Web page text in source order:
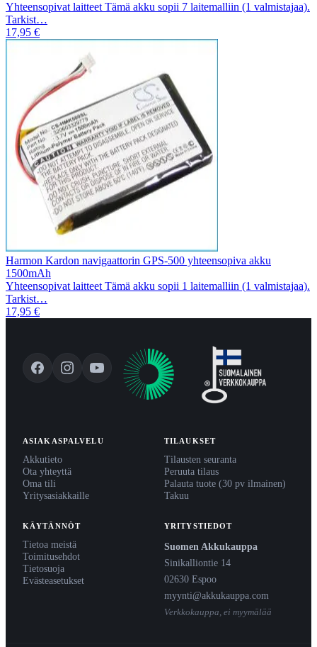
Yhteensopivat laitteet Tämä akku sopii 7 laitemalliin (1 valmistajaa).
Tarkist…
17,95 €
Harmon Kardon navigaattorin GPS-500 yhteensopiva akku
1500mAh
Yhteensopivat laitteet Tämä akku sopii 1 laitemalliin (1 valmistajaa).
Tarkist…
17,95 €
ASIAKASPALVELU
Akkutieto
Ota yhteyttä
Oma tili
Yritysasiakkaille
TILAUKSET
Tilausten seuranta
Peruuta tilaus
Palauta tuote (30 pv ilmainen)
Takuu
KÄYTÄNNÖT
Tietoa meistä
Toimitusehdot
Tietosuoja
Evästeasetukset
YRITYSTIEDOT
Suomen Akkukauppa
Sinikalliontie 14
02630 Espoo
myynti@akkukauppa.com
Verkkokauppa, ei myymälää